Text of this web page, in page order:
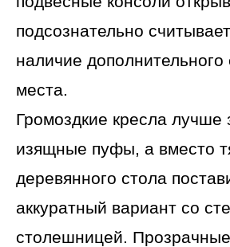
подсознательно
наличие дополнительного
места.
Громоздкие кресла лучше
изящные пуфы, а вместо
деревянного стола
аккуратный вариант со
столешницей.